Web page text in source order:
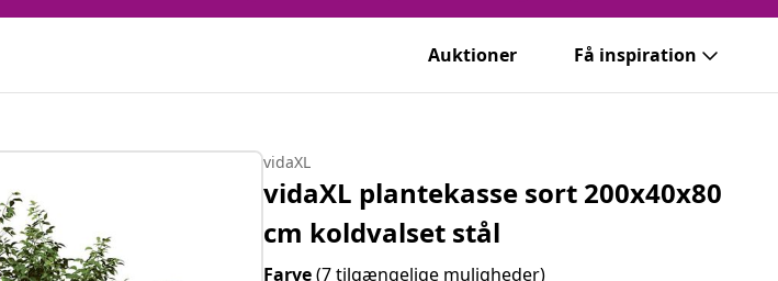
Auktioner Få inspiration
vidaXL
vidaXL plantekasse sort 200x40x80
cm koldvalset stål
Farve(7 tilgængelige muligheder)